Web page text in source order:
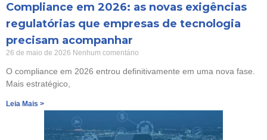
Compliance em 2026: as novas exigências
regulatórias que empresas de tecnologia
precisam acompanhar
26 de maio de 2026 Nenhum comentário
O compliance em 2026 entrou definitivamente em uma nova fase.
Mais estratégico,
Leia Mais >